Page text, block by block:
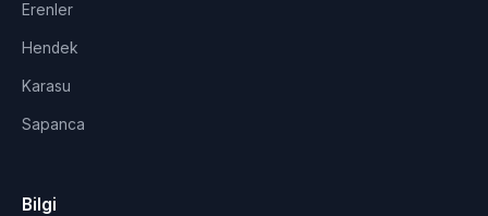
Erenler
Hendek
Karasu
Sapanca
Bilgi